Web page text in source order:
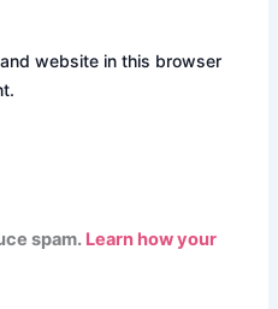
website in this browser
spam. Learn how your